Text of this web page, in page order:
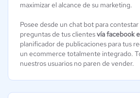
maximizar el alcance de su marketing.
Posee desde un chat bot para
preguntas de tus clientesvía facebook
planificador de publicaciones para tus
un ecommerce totalmente integrado.
nuestros usuarios no paren de vender.